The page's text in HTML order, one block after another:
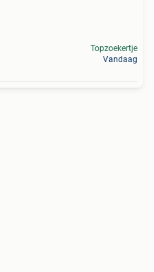
Topzoekertje
Vandaag